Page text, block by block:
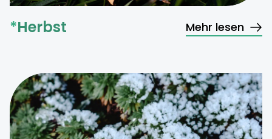
*Herbst Mehr lesen